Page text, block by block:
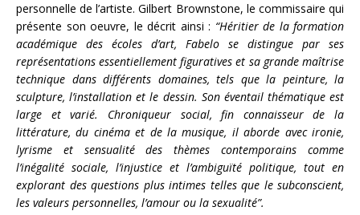
personnelle de l’artiste. Gilbert Brownstone, le commissaire qui
présente son oeuvre, le décrit ainsi : “Héritier de la formation
académique des écoles d’art, Fabelo se distingue par ses
représentations essentiellement figuratives et sa grande maîtrise
technique dans différents domaines, tels que la peinture, la
sculpture, l’installation et le dessin. Son éventail thématique est
large et varié. Chroniqueur social, fin connaisseur de la
littérature, du cinéma et de la musique, il aborde avec ironie,
lyrisme et sensualité des thèmes contemporains comme
l’inégalité sociale, l’injustice et l’ambiguïté politique, tout en
explorant des questions plus intimes telles que le subconscient,
les valeurs personnelles, l’amour ou la sexualité”.